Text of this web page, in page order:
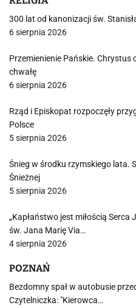
300 lat od kanonizacji św.
6 sierpnia 2026
Przemienienie Pańskie. Chrystus
chwałę
6 sierpnia 2026
Rząd i Episkopat rozpoczęły
Polsce
5 sierpnia 2026
Śnieg w środku rzymskiego lata.
Śnieżnej
5 sierpnia 2026
„Kapłaństwo jest miłością Serca
św. Jana Marię Via…
4 sierpnia 2026
POZNAŃ
Bezdomny spał w autobusie
Czytelniczka: "Kierowca…